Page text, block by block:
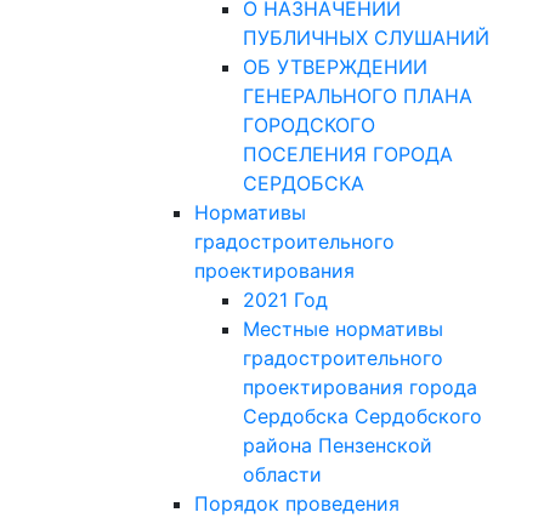
О НАЗНАЧЕНИИ
ПУБЛИЧНЫХ СЛУШАНИЙ
ОБ УТВЕРЖДЕНИИ
ГЕНЕРАЛЬНОГО ПЛАНА
ГОРОДСКОГО
ПОСЕЛЕНИЯ ГОРОДА
СЕРДОБСКА
Нормативы
градостроительного
проектирования
2021 Год
Местные нормативы
градостроительного
проектирования города
Сердобска Сердобского
района Пензенской
области
Порядок проведения